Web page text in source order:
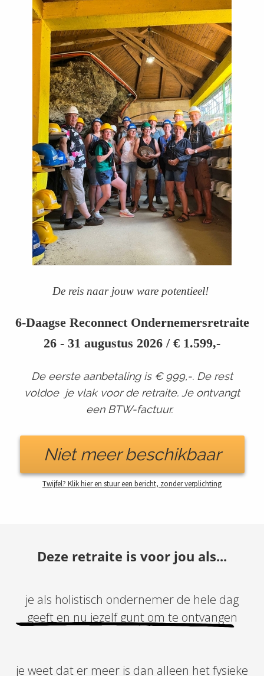
De reis naar jouw ware potentieel!
6-Daagse Reconnect Ondernemersretraite
26 - 31 augustus 2026 / € 1.599,-
De eerste aanbetaling is € 999,-. De rest
voldoe je vlak voor de retraite. Je ontvangt
een BTW-factuur.
Niet meer beschikbaar
Twijfel? Klik hier en stuur een bericht, zonder verplichting
Deze retraite is voor jou als...
je als holistisch ondernemer de hele dag
geeft en nu jezelf gunt om te ontvangen
je weet dat er meer is dan alleen het fysieke